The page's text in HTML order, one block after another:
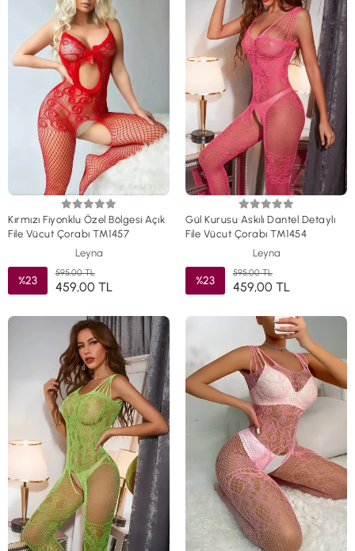
Kırmızı Fiyonklu Özel Bölgesi Açık
File Vücut Çorabı TM1457
Leyna
%23
595,00 TL
459,00 TL
Gül Kurusu Askılı Dantel Detaylı
File Vücut Çorabı TM1454
Leyna
%23
595,00 TL
459,00 TL